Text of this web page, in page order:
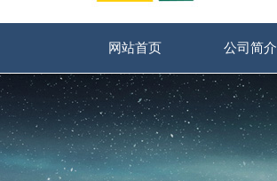
网站首页 公司简介